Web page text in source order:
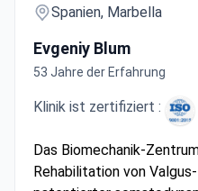
Spanien, Marbella
Evgeniy Blum
53 Jahre der Erfahrung
Klinik ist zertifiziert :
Das Biomechanik-
Rehabilitation von